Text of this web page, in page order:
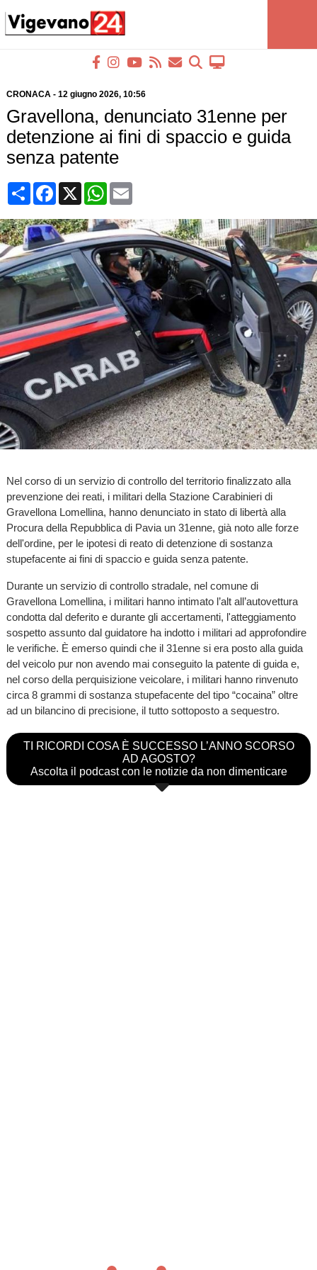
CRONACA- 12 giugno 2026, 10:56
Gravellona, denunciato 31enne per
detenzione ai fini di spaccio e guida
senza patente
CondividiFacebook
X WhatsApp
Email
Nel corso di un servizio di controllo del territorio finalizzato alla
prevenzione dei reati, i militari della Stazione Carabinieri di
Gravellona Lomellina, hanno denunciato in stato di libertà alla
Procura della Repubblica di Pavia un 31enne, già noto alle forze
dell'ordine, per le ipotesi di reato di detenzione di sostanza
stupefacente ai fini di spaccio e guida senza patente.
Durante un servizio di controllo stradale, nel comune di
Gravellona Lomellina, i militari hanno intimato l’alt all’autovettura
condotta dal deferito e durante gli accertamenti, l'atteggiamento
sospetto assunto dal guidatore ha indotto i militari ad approfondire
le verifiche. È emerso quindi che il 31enne si era posto alla guida
del veicolo pur non avendo mai conseguito la patente di guida e,
nel corso della perquisizione veicolare, i militari hanno rinvenuto
circa 8 grammi di sostanza stupefacente del tipo “cocaina” oltre
ad un bilancino di precisione, il tutto sottoposto a sequestro.
TI RICORDI COSA È SUCCESSO L’ANNO SCORSO
AD AGOSTO?
Ascolta il podcast con le notizie da non dimenticare